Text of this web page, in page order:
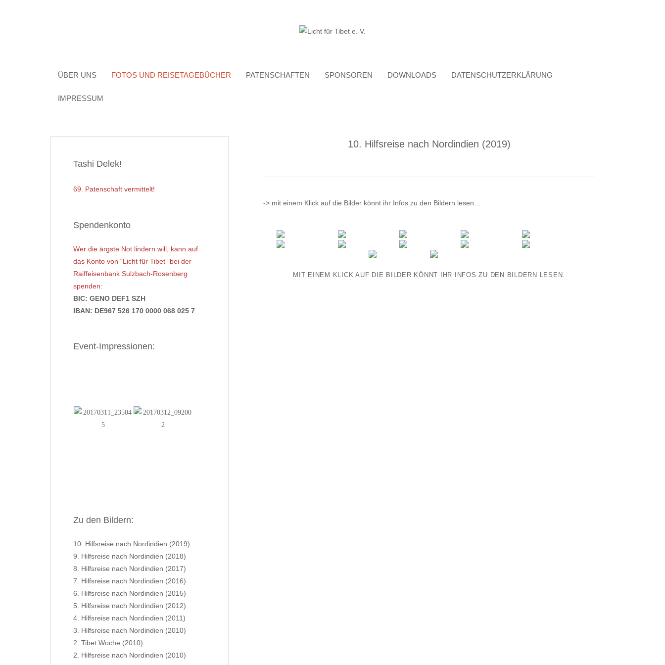
ÜBER UNS FOTOS UND REISETAGEBÜCHER PATENSCHAFTEN SPONSOREN DOWNLOADS DATENSCHUTZERKLÄRUNG
IMPRESSUM
10. Hilfsreise nach Nordindien (2019)
-> mit einem Klick auf die Bilder könnt ihr Infos zu den Bildern lesen…
MIT EINEM KLICK AUF DIE BILDER KÖNNT IHR INFOS ZU DEN BILDERN LESEN.
Tashi Delek!
69. Patenschaft vermittelt!
Spendenkonto
Wer die ärgste Not lindern will, kann auf
das Konto von “Licht für Tibet” bei der
Raiffeisenbank Sulzbach-Rosenberg
spenden:
BIC: GENO DEF1 SZH
IBAN: DE967 526 170 0000 068 025 7
Event-Impressionen:
Zu den Bildern:
10. Hilfsreise nach Nordindien (2019)
9. Hilfsreise nach Nordindien (2018)
8. Hilfsreise nach Nordindien (2017)
7. Hilfsreise nach Nordindien (2016)
6. Hilfsreise nach Nordindien (2015)
5. Hilfsreise nach Nordindien (2012)
4. Hilfsreise nach Nordindien (2011)
3. Hilfsreise nach Nordindien (2010)
2. Tibet Woche (2010)
2. Hilfsreise nach Nordindien (2010)